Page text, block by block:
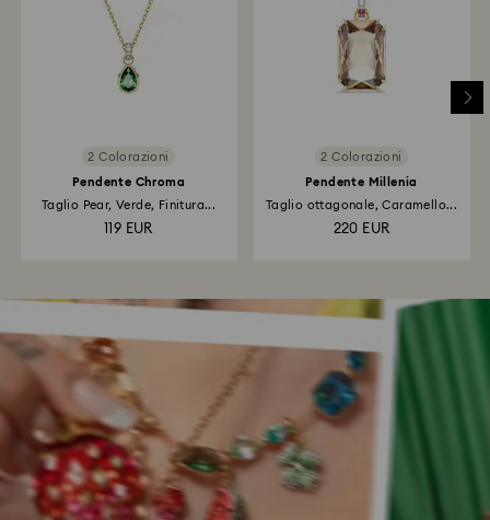
2 Colorazioni
Pendente Chroma
Taglio Pear, Verde, Finitura...
119 EUR
2 Colorazioni
Pendente Millenia
Taglio ottagonale, Caramello...
220 EUR